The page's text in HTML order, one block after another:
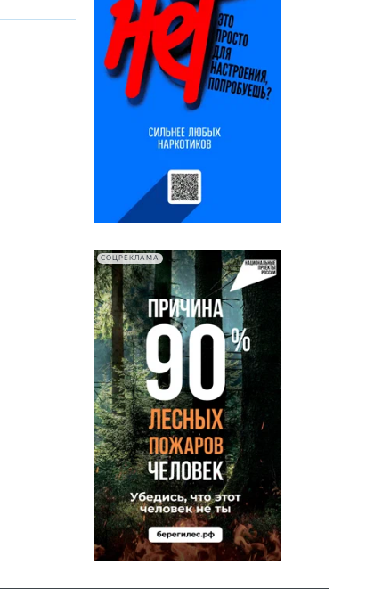
СОЦРЕКЛАМА